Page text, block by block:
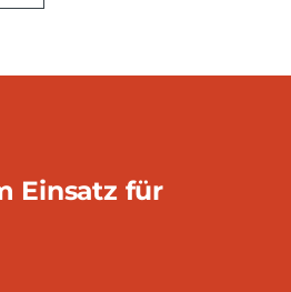
Einsatz für